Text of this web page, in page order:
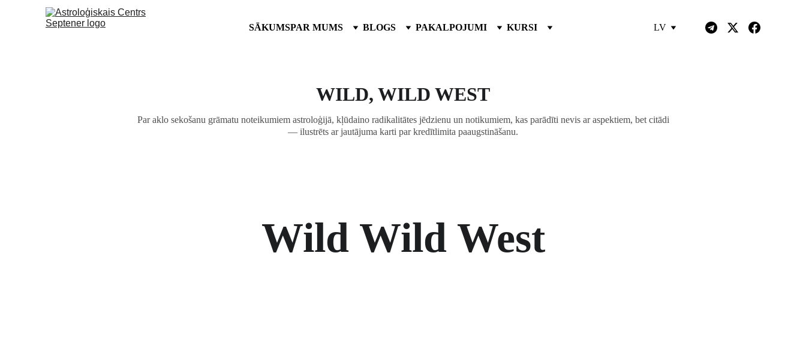
SĀKUMSPAR MUMS BLOGS PAKALPOJUMI KURSI LV
WILD, WILD WEST
Par aklo sekošanu grāmatu noteikumiem astroloģijā, kļūdaino radikalitātes jēdzienu un notikumiem, kas parādīti nevis ar aspektiem, bet citādi
— ilustrēts ar jautājuma karti par kredītlimita paaugstināšanu.
Wild Wild West